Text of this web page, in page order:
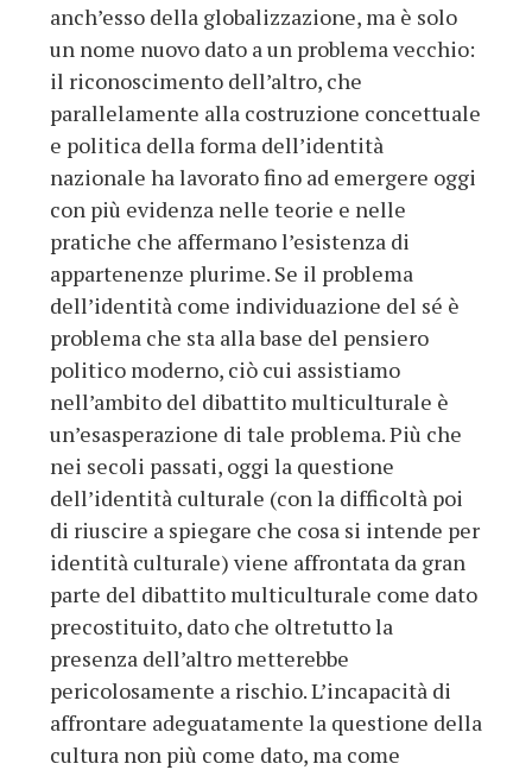
anch’esso della globalizzazione, ma è solo
un nome nuovo dato a un problema vecchio:
il riconoscimento dell’altro, che
parallelamente alla costruzione concettuale
e politica della forma dell’identità
nazionale ha lavorato fino ad emergere oggi
con più evidenza nelle teorie e nelle
pratiche che affermano l’esistenza di
appartenenze plurime. Se il problema
dell’identità come individuazione del sé è
problema che sta alla base del pensiero
politico moderno, ciò cui assistiamo
nell’ambito del dibattito multiculturale è
un’esasperazione di tale problema. Più che
nei secoli passati, oggi la questione
dell’identità culturale (con la difficoltà poi
di riuscire a spiegare che cosa si intende per
identità culturale) viene affrontata da gran
parte del dibattito multiculturale come dato
precostituito, dato che oltretutto la
presenza dell’altro metterebbe
pericolosamente a rischio. L’incapacità di
affrontare adeguatamente la questione della
cultura non più come dato, ma come